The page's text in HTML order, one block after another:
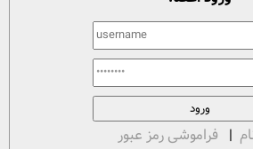
| فراموشی رمز عبور